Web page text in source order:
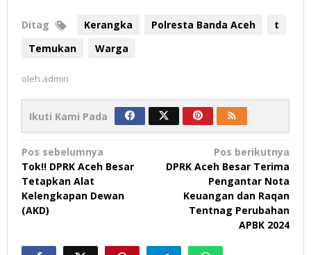
Ditag Kerangka Polresta Banda Aceh
t
Temukan
Warga
oleh admin
Ikuti Kami Pada
Navigasi
pos
Pos sebelumnya
Tok!! DPRK Aceh Besar
Tetapkan Alat
Kelengkapan Dewan
(AKD)
Pos berikutnya
DPRK Aceh Besar Terima
Pengantar Nota
Keuangan dan Raqan
Tentnag Perubahan
APBK 2024